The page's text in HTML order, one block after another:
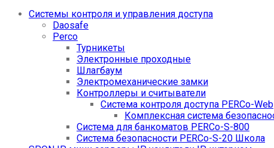
Системы контроля и управления доступа
Daosafe
Perco
Турникеты
Электронные проходные
Шлагбаум
Электромеханические замки
Контроллеры и считыватели
Система контроля доступа PERCo-Web
Комплексная система
Система для банкоматов PERCo-S-800
Система безопасности PERCo-S-20 Школа